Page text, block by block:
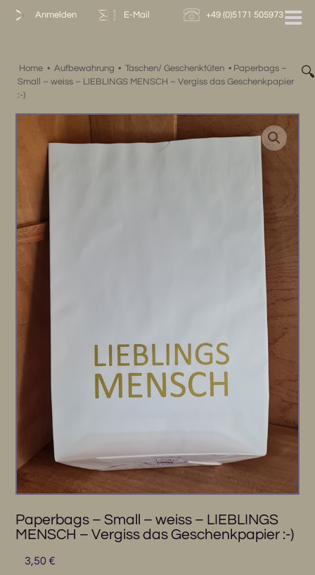
Zum
Anmelden E-Mail +49 (0)5171 505973
Home • Aufbewahrung • Taschen/ Geschenktüten • Paperbags –
Small – weiss – LIEBLINGS MENSCH – Vergiss das Geschenkpapier
:-)
🔍
Paperbags – Small – weiss – LIEBLINGS
MENSCH – Vergiss das Geschenkpapier :-)
3,50 €